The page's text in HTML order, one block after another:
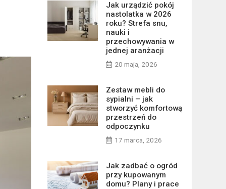
Jak urządzić pokój
nastolatka w 2026
roku? Strefa snu,
nauki i
przechowywania w
jednej aranżacji
20 maja, 2026
Zestaw mebli do
sypialni – jak
stworzyć komfortową
przestrzeń do
odpoczynku
17 marca, 2026
Jak zadbać o ogród
przy kupowanym
domu? Plany i prace